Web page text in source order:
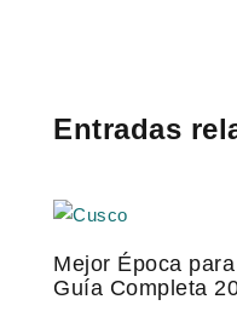
Entradas
Mejor Época
Guía Completa